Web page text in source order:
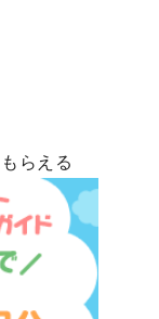
らえる